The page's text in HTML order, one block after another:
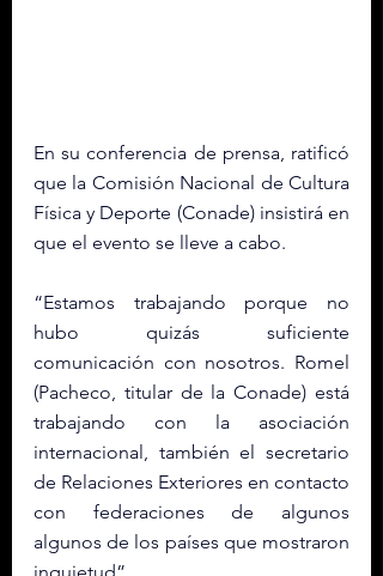
En su conferencia de prensa, ratificó
que la Comisión Nacional de Cultura
Física y Deporte (Conade) insistirá en
que el evento se lleve a cabo.
“Estamos trabajando porque no
hubo quizás suficiente
comunicación con nosotros. Romel
(Pacheco, titular de la Conade) está
trabajando con la asociación
internacional, también el secretario
de Relaciones Exteriores en contacto
con federaciones de algunos
algunos de los países que mostraron